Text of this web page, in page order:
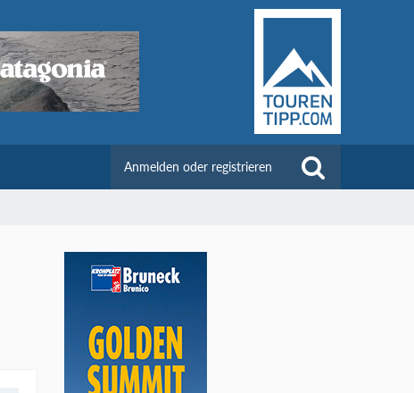
Anmelden oder registrieren